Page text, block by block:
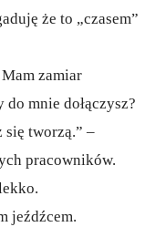
że to „czasem”
zamiar
mnie dołączysz?
tworzą.” –
pracowników.
jeźdźcem.